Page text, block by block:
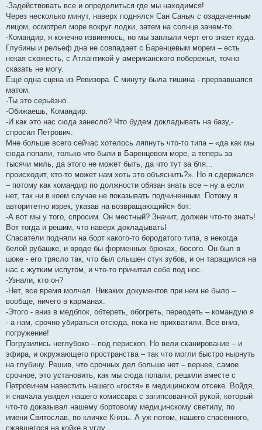
-Задействовать все и определиться где мы находимся!
Через несколько минут, наверх поднялся Сан Саныч с озадаченным
лицом, осмотрел море вокруг лодки, затем на солнце зачем-то.
-Командир, я конечно извиняюсь, но мы заплыли черт его знает куда.
Глубины и рельеф дна не совпадает с Баренцевым морем – есть
некая схожесть, с Атлантикой у американского побережья, точно
сказать не могу.
Ещё одна сцена из Ревизора. С минуту была тишина - прервавшаяся
матом.
-Ты это серьёзно.
-Обижаешь, Командир.
-И как это нас сюда занесло? Что будем докладывать на базу,-
спросил Петрович.
Мне больше всего сейчас хотелось ляпнуть что-то типа – «да как мы
сюда попали, только что были в Баренцевом море, а теперь за
тысячи миль, да этого не может быть, да что тут за бля...
происходит, кто-то может нам хоть это объяснить?». Но я сдержался
– потому как командир по должности обязан знать все – ну а если
нет, так ни в коем случае не показывать подчиненным. Потому я
авторитетно изрек, указав на возвращающийся бот:
-А вот мы у того, спросим. Он местный? Значит, должен что-то знать!
Вот тогда и решим, что наверх докладывать!
Спасатели подняли на борт какого-то бородатого типа, в некогда
белой рубашке, и вроде бы форменных брюках, босого. Он был в
шоке - его трясло так, что был слышен стук зубов, и он таращился на
нас с жутким испугом, и что-то причитал себе под нос.
-Узнали, кто он?
-Нет, все время молчал. Никаких документов при нем не было –
вообще, ничего в карманах.
-Этого - вниз в медблок, обтереть, обогреть, переодеть – командую я
- а нам, срочно убираться отсюда, пока не прихватили. Все вниз,
погружение!
Погрузились неглубоко – под перископ. Но вели сканирование – и
эфира, и окружающего пространства – так что могли быстро нырнуть
на глубину. Решив, что срочных дел больше нет – вернее, самое
срочное, это установить, как мы сюда попали, решили вместе с
Петровичем навестить нашего «гостя» в медицинском отсеке. Войдя,
я сначала увидел нашего комиссара с загипсованной рукой, который
что-то доказывал нашему бортовому медицинскому светилу, по
имени Святослав, по кличке Князь. А уж потом, нашего спасённого,
сжавшегося на койке в углу,